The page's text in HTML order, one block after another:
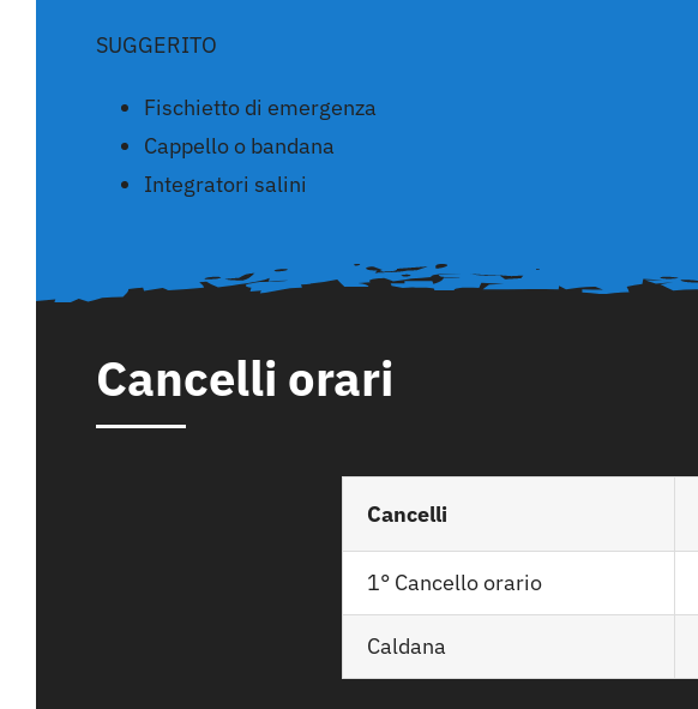
SUGGERITO
Fischietto di emergenza
Cappello o bandana
Integratori salini
Cancelli orari
Cancelli
1° Cancello orario
Caldana